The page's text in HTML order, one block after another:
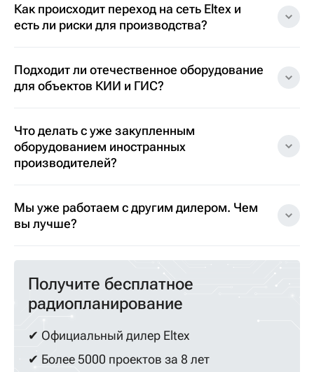
Как происходит переход на сеть Eltex и
есть ли риски для производства?
Подходит ли отечественное оборудование
для объектов КИИ и ГИС?
Что делать с уже закупленным
оборудованием иностранных
производителей?
Мы уже работаем с другим дилером. Чем
вы лучше?
Получите бесплатное
радиопланирование
✔ Официальный дилер Eltex
✔ Более 5000 проектов за 8 лет